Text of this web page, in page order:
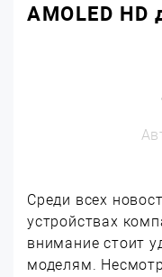
AMOLED HD
Среди всех
устройствах
внимание стоит
моделям.